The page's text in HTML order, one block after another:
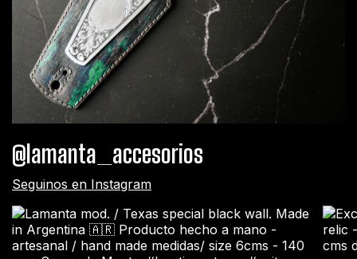
@lamanta_accesorios
Seguinos en Instagram